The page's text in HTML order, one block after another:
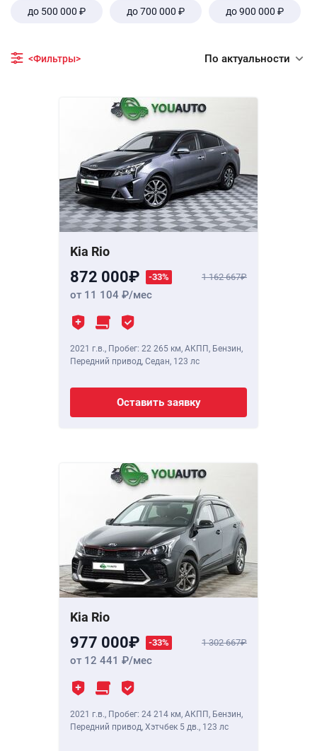
до 500 000 ₽ до 700 000 ₽ до 900 000 ₽
<Фильтры> По актуальности
Kia Rio
872 000 -33% 1 162 667
от 11 104 /мес
2021 г.в., Пробег: 22 265 км, АКПП, Бензин,
Передний привод, Седан, 123 лс
Оставить заявку
Kia Rio
977 000 -33% 1 302 667
от 12 441 /мес
2021 г.в., Пробег: 24 214 км, АКПП, Бензин,
Передний привод, Хэтчбек 5 дв., 123 лс